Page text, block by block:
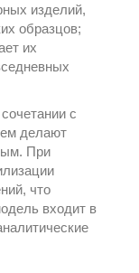
изделий,
образцов;
их
с
делают
При
что
входит в